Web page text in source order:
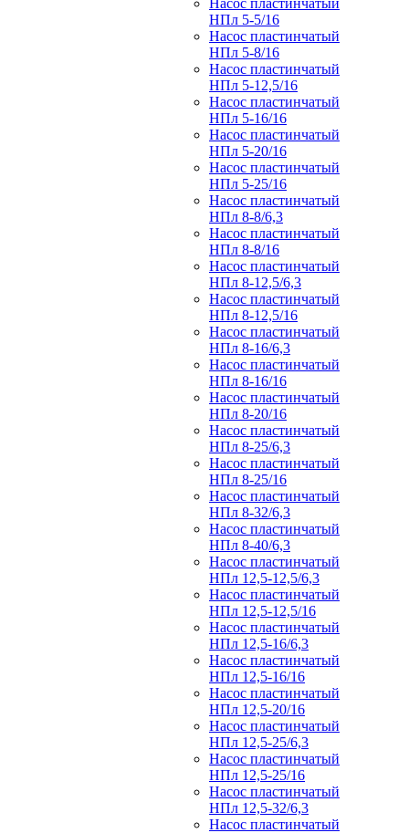
Насос пластинчатый
НПл 5-5/16
Насос пластинчатый
НПл 5-8/16
Насос пластинчатый
НПл 5-12,5/16
Насос пластинчатый
НПл 5-16/16
Насос пластинчатый
НПл 5-20/16
Насос пластинчатый
НПл 5-25/16
Насос пластинчатый
НПл 8-8/6,3
Насос пластинчатый
НПл 8-8/16
Насос пластинчатый
НПл 8-12,5/6,3
Насос пластинчатый
НПл 8-12,5/16
Насос пластинчатый
НПл 8-16/6,3
Насос пластинчатый
НПл 8-16/16
Насос пластинчатый
НПл 8-20/16
Насос пластинчатый
НПл 8-25/6,3
Насос пластинчатый
НПл 8-25/16
Насос пластинчатый
НПл 8-32/6,3
Насос пластинчатый
НПл 8-40/6,3
Насос пластинчатый
НПл 12,5-12,5/6,3
Насос пластинчатый
НПл 12,5-12,5/16
Насос пластинчатый
НПл 12,5-16/6,3
Насос пластинчатый
НПл 12,5-16/16
Насос пластинчатый
НПл 12,5-20/16
Насос пластинчатый
НПл 12,5-25/6,3
Насос пластинчатый
НПл 12,5-25/16
Насос пластинчатый
НПл 12,5-32/6,3
Насос пластинчатый